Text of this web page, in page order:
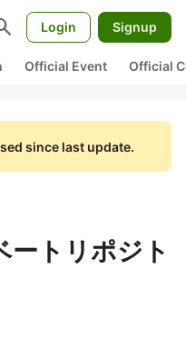
Login Signup
Official Event Official
since last update.
トリポジト